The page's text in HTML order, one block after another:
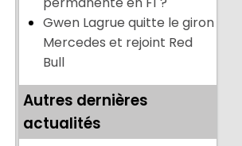
Gwen Lagrue quitte le giron
Mercedes et rejoint Red
Bull
Autres dernières
actualités